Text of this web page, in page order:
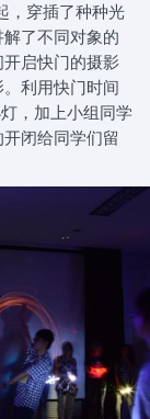
，穿插了种种光
了不同对象的
启快门的摄影
利用快门时间
，加上小组同学
闭给同学们留